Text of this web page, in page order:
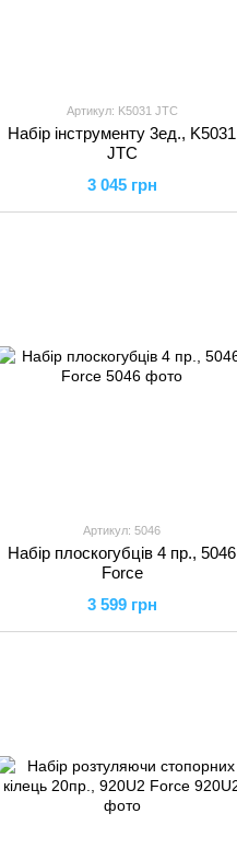
Артикул: K5031 JTC
Набір інструменту 3ед., K5031
JTC
3 045 грн
Артикул: 5046
Набір плоскогубців 4 пр., 5046
Force
3 599 грн